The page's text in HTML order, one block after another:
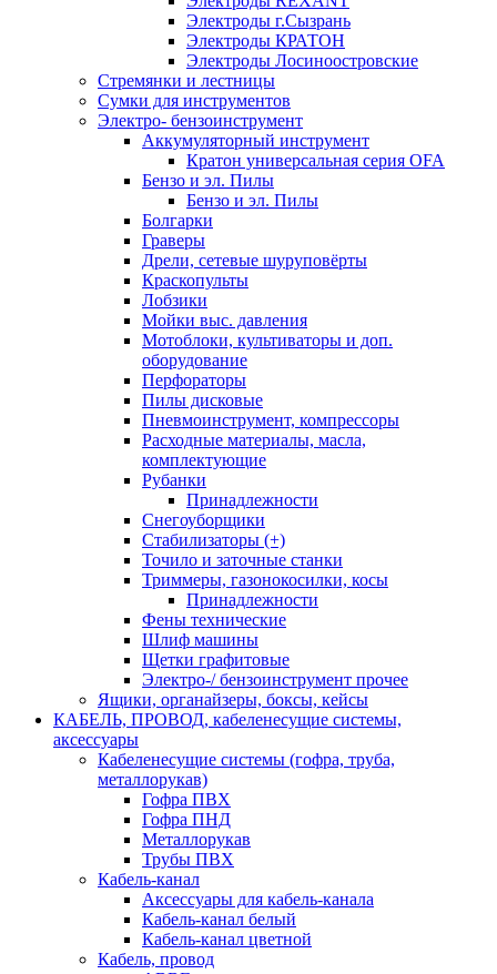
Электроды г.Сызрань
Электроды КРАТОН
Электроды Лосиноостровские
Стремянки и лестницы
Сумки для инструментов
Электро- бензоинструмент
Аккумуляторный инструмент
Кратон универсальная серия OFA
Бензо и эл. Пилы
Бензо и эл. Пилы
Болгарки
Граверы
Дрели, сетевые шуруповёрты
Краскопульты
Лобзики
Мойки выс. давления
Мотоблоки, культиваторы и доп.
оборудование
Перфораторы
Пилы дисковые
Пневмоинструмент, компрессоры
Расходные материалы, масла,
комплектующие
Рубанки
Принадлежности
Снегоуборщики
Стабилизаторы (+)
Точило и заточные станки
Триммеры, газонокосилки, косы
Принадлежности
Фены технические
Шлиф машины
Щетки графитовые
Электро-/ бензоинструмент прочее
Ящики, органайзеры, боксы, кейсы
КАБЕЛЬ, ПРОВОД, кабеленесущие системы,
аксессуары
Кабеленесущие системы (гофра, труба,
металлорукав)
Гофра ПВХ
Гофра ПНД
Металлорукав
Трубы ПВХ
Кабель-канал
Аксессуары для кабель-канала
Кабель-канал белый
Кабель-канал цветной
Кабель, провод